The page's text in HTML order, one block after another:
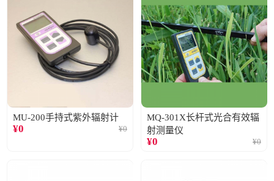
MU-200手持式紫外辐射计
¥0 ¥0
MQ-301X长杆式光合有效辐
射测量仪
¥0 ¥0